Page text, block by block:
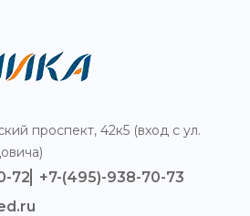
проспект, 42к5 (вход с ул.
72
+7-(495)-938-70-73